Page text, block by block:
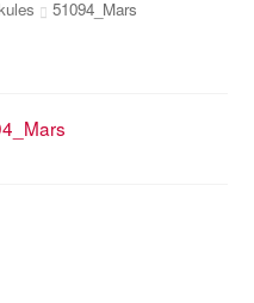
51094_Mars